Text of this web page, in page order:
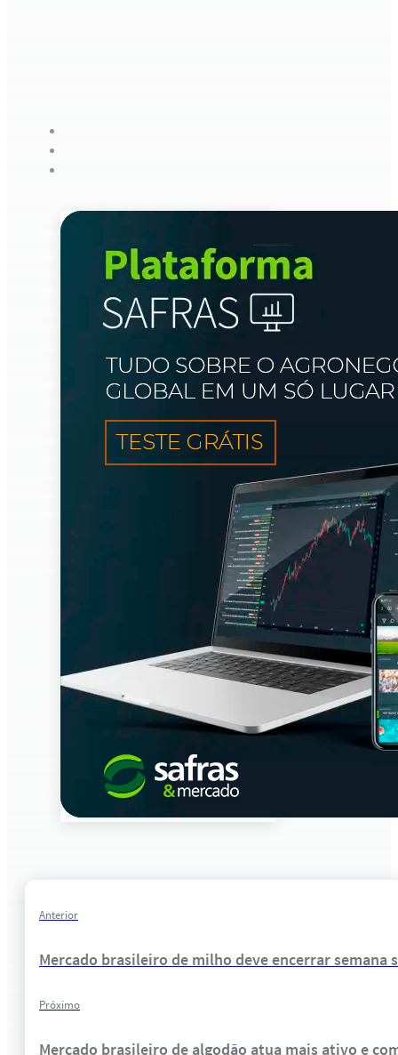
Anterior
Mercado brasileiro de milho deve encerrar semana
Próximo
Mercado brasileiro de algodão atua mais ativo e